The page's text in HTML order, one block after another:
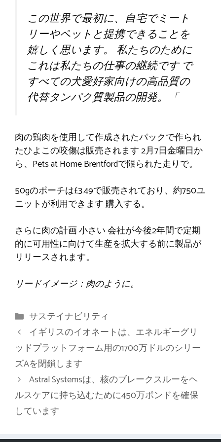
この世界で最初に、自宅でミート
リーやペットと提携できることを
嬉しく思います。 私たちのために
これは私たちの仕事の継続ですで
すべての犬愛好家向けの高品質の
代替タンパク質製品の開発。
「
肉の鶏肉を使用して作成されたパックで作られ
たひよこの咬傷は販売されます2月7日金曜日か
ら、Pets at Home Brentfordで限られた走りで。
50gのポーチは£3.49で販売されており、約750ユ
ニットが利用できます購入する。
さらに肉の計画小さい会社が今後2年間で定期
的に可用性に向けて生産を拡大する前に製品が
リリースされます。
リードイメージ：肉のように。
カ
テ
ゴ
リ
ー
サステイナビリティ
イギリスのイオネートは、エネルギーグリ
ッドプラットフォーム用の1700万ドルのシリー
ズAを閉鎖します
Astral Systemsは、核のブレークスルーをヘ
ルスケアに持ち込むために450万ポンドを確保
しています